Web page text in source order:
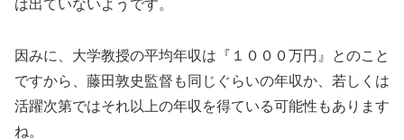
は出ていないようです。
因みに、大学教授の平均年収は『１０００万円』とのこと
ですから、藤田敦史監督も同じぐらいの年収か、若しくは
活躍次第ではそれ以上の年収を得ている可能性もあります
ね。